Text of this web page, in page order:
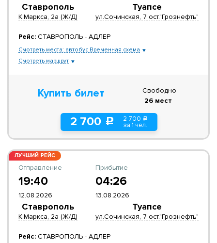
Ставрополь
К.Маркса, 2а (Ж/Д)
Туапсе
ул.Сочинская, 7 ост."Грознефть"
Рейс: СТАВРОПОЛЬ - АДЛЕР
Смотреть места: автобус Временная схема
Смотреть маршрут
Купить билет
2 700 c 2 700 a
за 1 чел.
Свободно
26 мест
ЛУЧШИЙ РЕЙС
Отправление
19:40
12.08.2026
Ставрополь
К.Маркса, 2а (Ж/Д)
Прибытие
04:26
13.08.2026
Туапсе
ул.Сочинская, 7 ост."Грознефть"
Рейс: СТАВРОПОЛЬ - АДЛЕР